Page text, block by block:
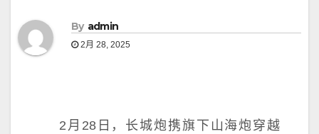
By admin
2月 28, 2025
2月28日，长城炮携旗下山海炮穿越